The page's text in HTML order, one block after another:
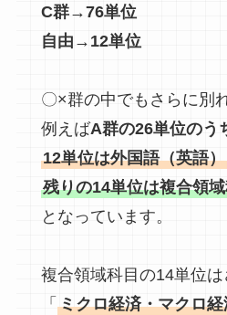
C群→76単位
自由→12単位
〇×群の中でもさらに別
例えばA群の26単位のう
12単位は外国語（英語）
残りの14単位は複合領
となっています。
複合領域科目の14単位は
「 ミクロ経済・マクロ